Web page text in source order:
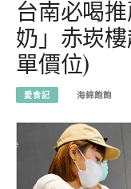
台南必喝
奶」赤崁
單價位)
愛食記 海綿飽飽